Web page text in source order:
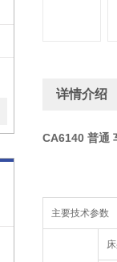
详情介绍
CA6140 普通
主要技术参数